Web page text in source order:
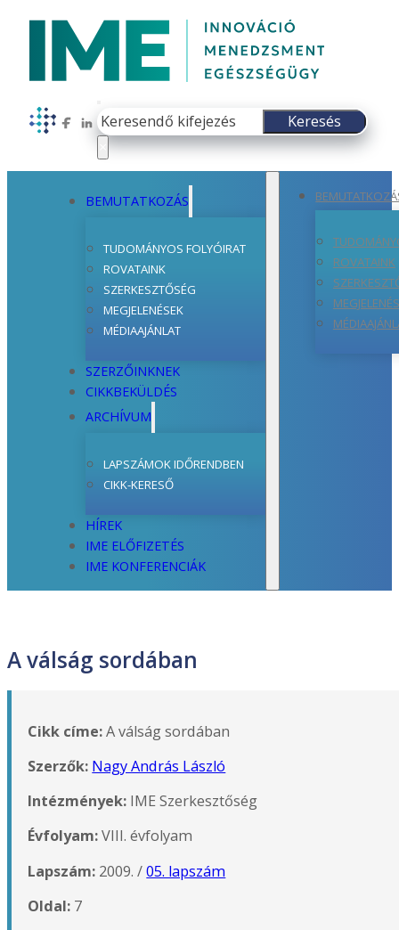
Follow us on Facebook
Follow us on LinkedIn
Keresés
Keresés
BEMUTATKOZÁS
TUDOMÁNYOS FOLYÓIRAT
ROVATAINK
SZERKESZTŐSÉG
MEGJELENÉSEK
MÉDIAAJÁNLAT
SZERZŐINKNEK
CIKKBEKÜLDÉS
ARCHÍVUM
LAPSZÁMOK IDŐRENDBEN
CIKK-KERESŐ
HÍREK
IME ELŐFIZETÉS
IME KONFERENCIÁK
ROVATAINK
A válság sordában
Cikk címe:A válság sordában
Szerzők: Nagy András László
Intézmények: IME Szerkesztőség
Évfolyam:VIII. évfolyam
Lapszám: 2009. /05. lapszám
Oldal: 7